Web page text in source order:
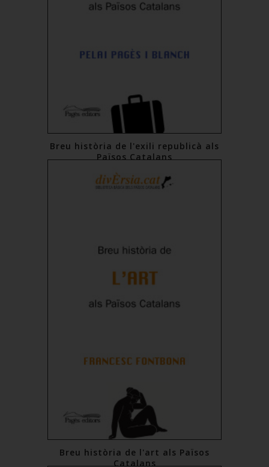
Breu història de l'exili republicà als
Països Catalans
16,00 €
Breu història de l'art als Països
Catalans